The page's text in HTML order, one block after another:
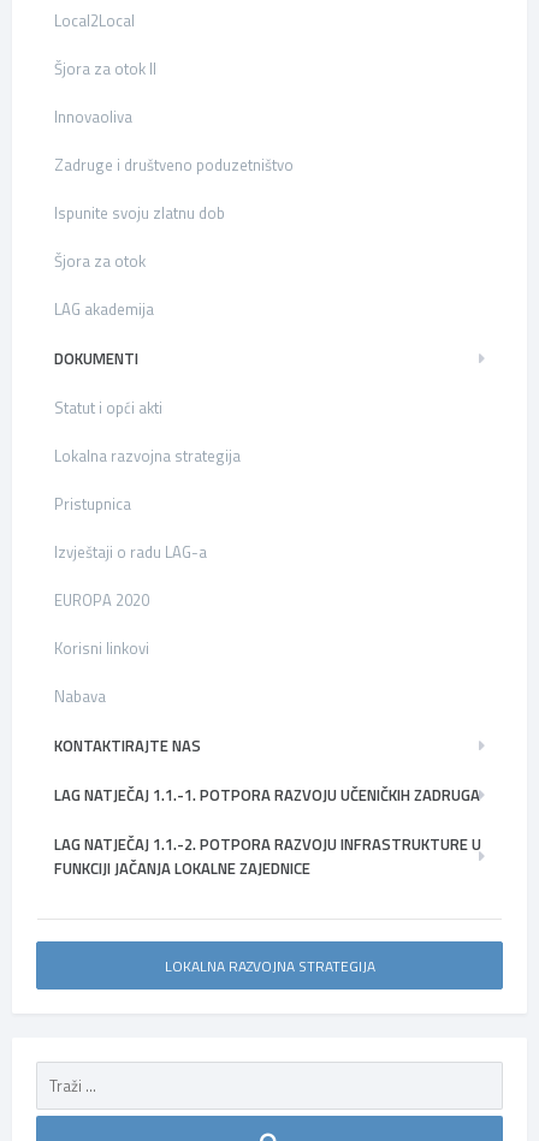
Local2Local
Šjora za otok II
Innovaoliva
Zadruge i društveno poduzetništvo
Ispunite svoju zlatnu dob
Šjora za otok
LAG akademija
DOKUMENTI
Statut i opći akti
Lokalna razvojna strategija
Pristupnica
Izvještaji o radu LAG-a
EUROPA 2020
Korisni linkovi
Nabava
KONTAKTIRAJTE NAS
LAG NATJEČAJ 1.1.-1. POTPORA RAZVOJU UČENIČKIH ZADRUGA
LAG NATJEČAJ 1.1.-2. POTPORA RAZVOJU INFRASTRUKTURE U
FUNKCIJI JAČANJA LOKALNE ZAJEDNICE
LOKALNA RAZVOJNA STRATEGIJA